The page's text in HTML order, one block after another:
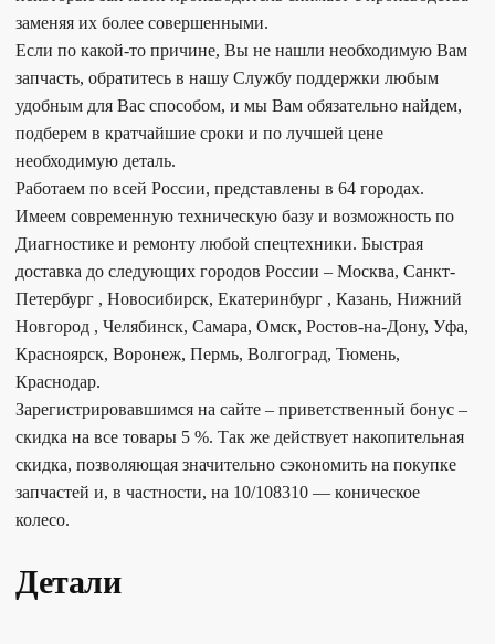
заменяя их более совершенными.
Если по какой-то причине, Вы не нашли необходимую Вам
запчасть, обратитесь в нашу Службу поддержки любым
удобным для Вас способом, и мы Вам обязательно найдем,
подберем в кратчайшие сроки и по лучшей цене
необходимую деталь.
Работаем по всей России, представлены в 64 городах.
Имеем современную техническую базу и возможность по
Диагностике и ремонту любой спецтехники. Быстрая
доставка до следующих городов России – Москва, Санкт-
Петербург , Новосибирск, Екатеринбург , Казань, Нижний
Новгород , Челябинск, Самара, Омск, Ростов-на-Дону, Уфа,
Красноярск, Воронеж, Пермь, Волгоград, Тюмень,
Краснодар.
Зарегистрировавшимся на сайте – приветственный бонус –
скидка на все товары 5 %. Так же действует накопительная
скидка, позволяющая значительно сэкономить на покупке
запчастей и, в частности, на 10/108310 — коническое
колесо.
Детали